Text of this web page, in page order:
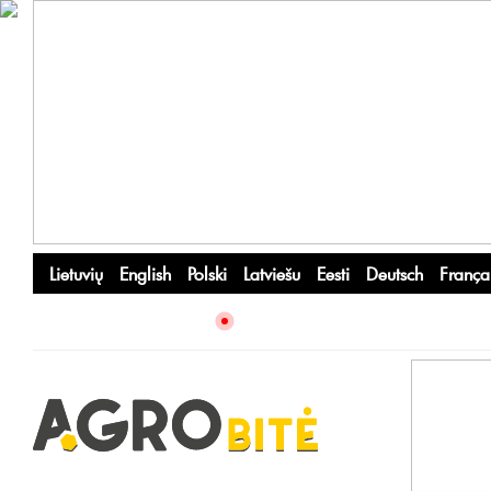
Lietuvių English Polski Latviešu Eesti Deutsch